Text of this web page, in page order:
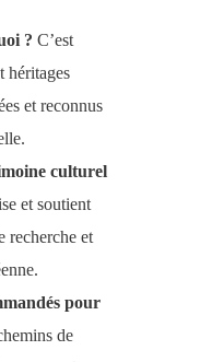
? C’est
héritages
et reconnus
culturel
et soutient
recherche et
pour
de